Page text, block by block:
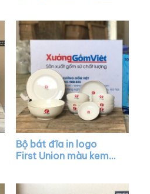
Bộ bát đĩa in logo
First Union màu kem